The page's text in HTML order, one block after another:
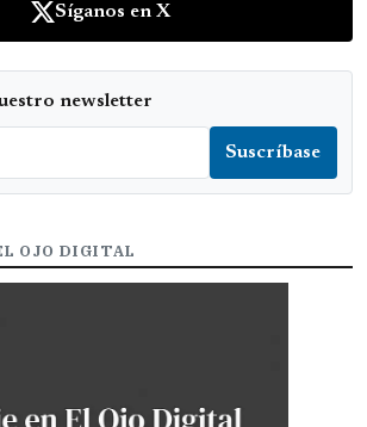
Síganos en X
newsletter
OJO DIGITAL